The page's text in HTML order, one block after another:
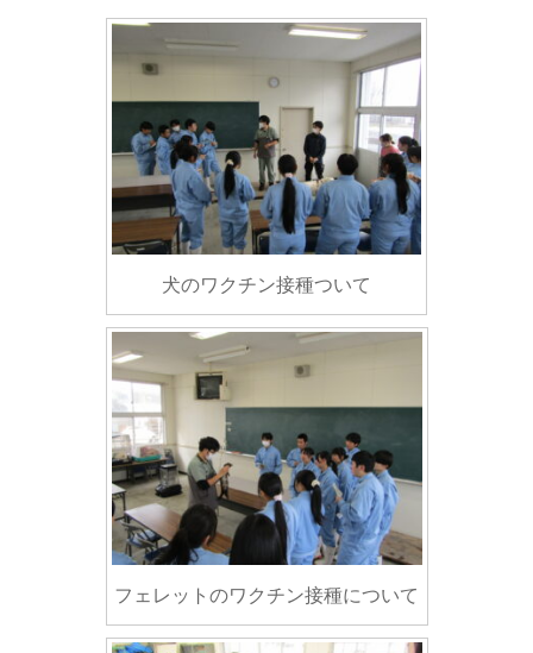
犬のワクチン接種ついて
フェレットのワクチン接種について